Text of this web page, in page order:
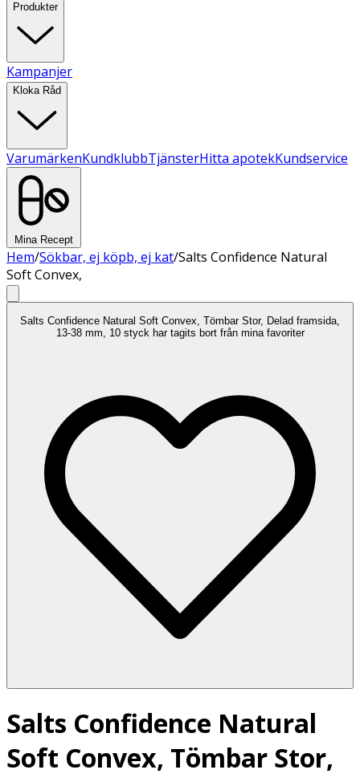
Produkter
Kampanjer
Kloka Råd
VarumärkenKundklubbTjänsterHitta apotekKundservice
Mina Recept
Hem/Sökbar, ej köpb, ej kat/Salts Confidence Natural
Soft Convex,
Salts Confidence Natural Soft Convex, Tömbar Stor, Delad framsida,
13-38 mm, 10 styck har tagits bort från mina favoriter
Salts Confidence Natural
Soft Convex, Tömbar Stor,